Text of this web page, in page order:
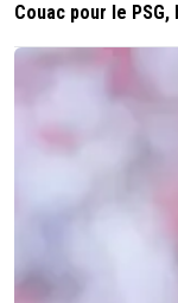
Couac pour le